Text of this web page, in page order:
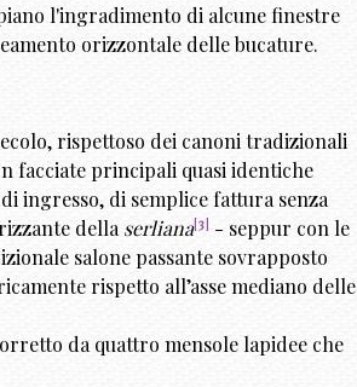
l'ingradimento di alcune finestre
orizzontale delle bucature.
rispettoso dei canoni tradizionali
facciate principali quasi identiche
ingresso, di semplice fattura senza
della serliana[3] - seppur con le
salone passante sovrapposto
rispetto all’asse mediano delle
da quattro mensole lapidee che